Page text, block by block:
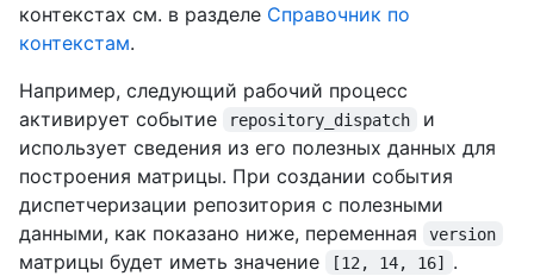
контекстах см. в разделе Справочник по
контекстам.
Например, следующий рабочий процесс
активирует событие
repository_dispatch
и
использует сведения из его полезных данных для
построения матрицы. При создании события
диспетчеризации репозитория с полезными
данными, как показано ниже, переменная
version
матрицы будет иметь значение [12, 14, 16] .